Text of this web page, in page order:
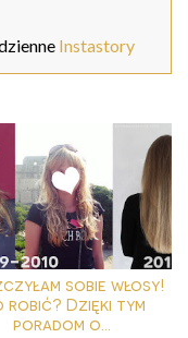
Instastory
sobie włosy!
robić? Dzięki tym
poradom o...